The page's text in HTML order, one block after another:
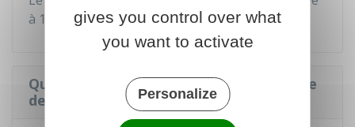
à 1 084,44 €.
Quand est versée la prime à la naissance
de la Paje ?
gives you control over what
you want to activate
Personalize